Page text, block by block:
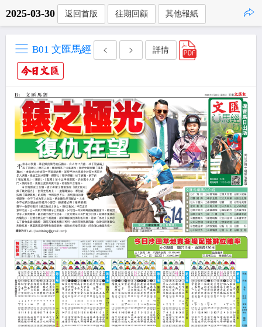
2025-03-30 返回首版 往期回顧 其他報紙
B01 文匯馬經 詳情
點擊複製